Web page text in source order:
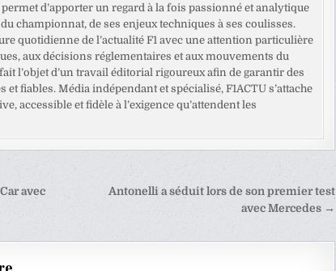
d’apporter un regard à la fois passionné et analytique
championnat, de ses enjeux techniques à ses coulisses.
quotidienne de l’actualité F1 avec une attention particulière
aux décisions réglementaires et aux mouvements du
l’objet d’un travail éditorial rigoureux afin de garantir des
fiables. Média indépendant et spécialisé, F1ACTU s’attache
accessible et fidèle à l’exigence qu’attendent les
Antonelli a séduit lors de son premier test
avec Mercedes →
avec